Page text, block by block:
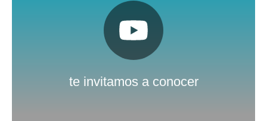
te invitamos a conocer
Pulsa aquí